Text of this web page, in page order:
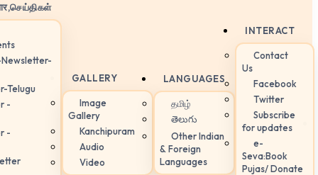
Telugu
-
-
GALLERY
Image
Gallery
Kanchipuram
Audio
Video
LANGUAGES
தமிழ்
తెలుగు
Other Indian
& Foreign
Languages
INTERACT
Contact
Us
Facebook
Twitter
Subscribe
for updates
e-
Seva:Book
Pujas/ Donate